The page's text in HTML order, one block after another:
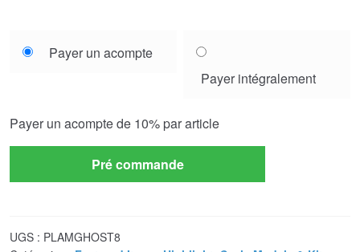
your
Payer un acompte
Payer intégralement
Payer un acompte de 10% par article
Pré commande
UGS : PLAMGHOST8